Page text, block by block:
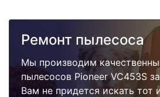
Ремонт пылесоса
Мы производим
пылесосов Pioneer VC453S
Вам не придется искать тот